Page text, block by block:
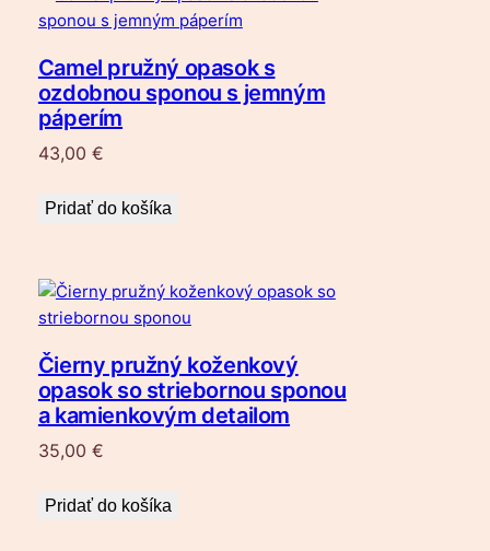
Camel pružný opasok s
ozdobnou sponou s jemným
páperím
43,00 €
Pridať do košíka
Čierny pružný koženkový
opasok so striebornou sponou
a kamienkovým detailom
35,00 €
Pridať do košíka